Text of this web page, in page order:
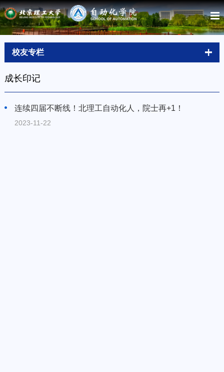
校友专栏
成长印记
连续四届不断线！北理工自动化人，院士再+1！
2023-11-22